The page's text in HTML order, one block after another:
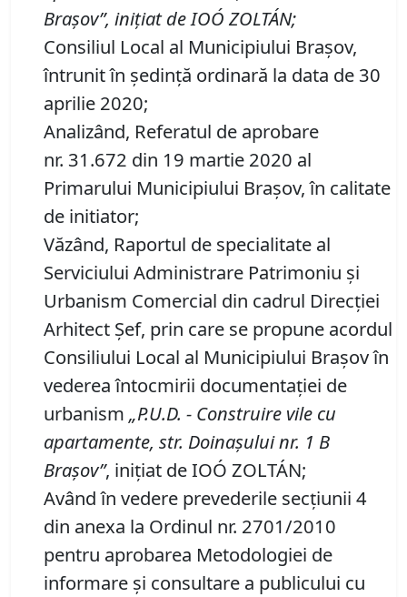
Braşov”, iniţiat de IOÓ ZOLTÁN;
Consiliul Local al Municipiului Brașov,
întrunit în ședință ordinară la data de 30
aprilie 2020;
Analizând, Referatul de aprobare
nr. 31.672 din 19 martie 2020 al
Primarului Municipiului Braşov, în calitate
de initiator;
Văzând, Raportul de specialitate al
Serviciului Administrare Patrimoniu şi
Urbanism Comercial din cadrul Direcției
Arhitect Șef, prin care se propune acordul
Consiliului Local al Municipiului Braşov în
vederea întocmirii documentaţiei de
urbanism „P.U.D. - Construire vile cu
apartamente, str. Doinașului nr. 1 B
Braşov”, iniţiat de IOÓ ZOLTÁN;
Având în vedere prevederile secţiunii 4
din anexa la Ordinul nr. 2701/2010
pentru aprobarea Metodologiei de
informare şi consultare a publicului cu